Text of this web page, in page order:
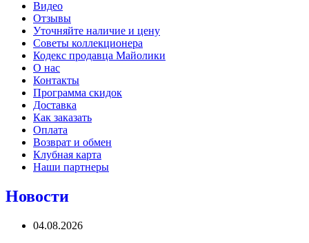
Видео
Отзывы
Уточняйте наличие и цену
Советы коллекционера
Кодекс продавца Майолики
О нас
Контакты
Программа скидок
Доставка
Как заказать
Оплата
Возврат и обмен
Клубная карта
Наши партнеры
Новости
04.08.2026